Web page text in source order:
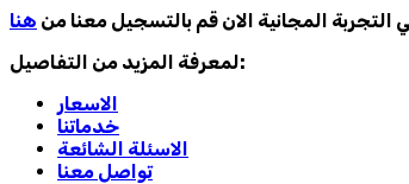
التجربة المجانية الان قم بالتسجيل معنا من هنا
لمعرفة المزيد من التفاصيل:
الاسعار
خدماتنا
الاسئلة الشائعة
تواصل معنا